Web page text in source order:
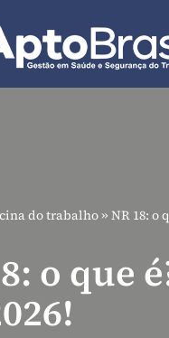
do trabalho» NR 18: o
o que